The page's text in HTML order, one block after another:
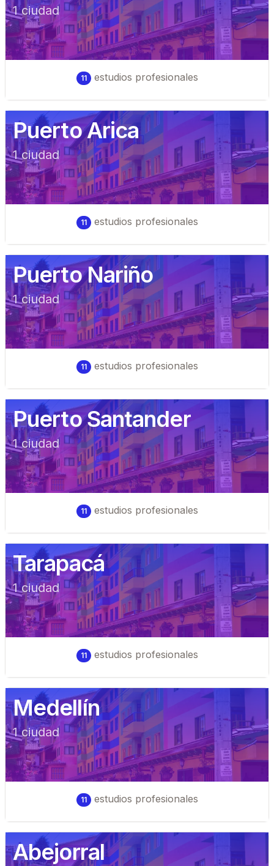
1ciudad
11 estudios profesionales
Puerto Arica
1ciudad
11 estudios profesionales
Puerto Nariño
1ciudad
11 estudios profesionales
Puerto Santander
1ciudad
11 estudios profesionales
Tarapacá
1ciudad
11 estudios profesionales
Medellín
1ciudad
11 estudios profesionales
Abejorral